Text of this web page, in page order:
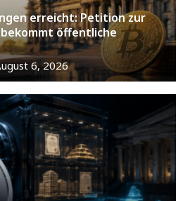
erreicht: Petition zur
öffentliche
6, 2026